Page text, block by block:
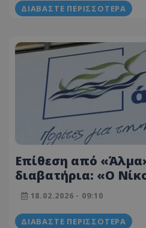
ΔΙΑΒΆΣΤΕ ΠΕΡΙΣΣΌΤΕΡΑ
Επίθεση από
διαβατήρια: «Ο
και τα πολιτικά
το τέλειο ξέπλυμα»
18.02.2026 - 09:10
ΔΙΑΒΆΣΤΕ ΠΕΡΙΣΣΌΤΕΡΑ